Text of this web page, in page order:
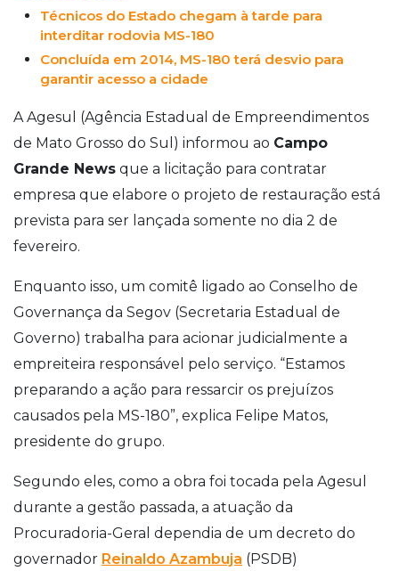
Técnicos do Estado chegam à tarde para
interditar rodovia MS-180
Concluída em 2014, MS-180 terá desvio para
garantir acesso a cidade
A Agesul (Agência Estadual de Empreendimentos
de Mato Grosso do Sul) informou ao Campo
Grande News que a licitação para contratar
empresa que elabore o projeto de restauração está
prevista para ser lançada somente no dia 2 de
fevereiro.
Enquanto isso, um comitê ligado ao Conselho de
Governança da Segov (Secretaria Estadual de
Governo) trabalha para acionar judicialmente a
empreiteira responsável pelo serviço. “Estamos
preparando a ação para ressarcir os prejuízos
causados pela MS-180”, explica Felipe Matos,
presidente do grupo.
Segundo eles, como a obra foi tocada pela Agesul
durante a gestão passada, a atuação da
Procuradoria-Geral dependia de um decreto do
governador Reinaldo Azambuja (PSDB)